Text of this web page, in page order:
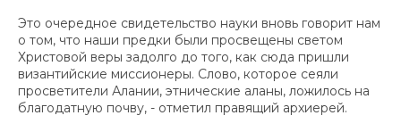
Это очередное свидетельство науки вновь говорит нам
о том, что наши предки были просвещены светом
Христовой веры задолго до того, как сюда пришли
византийские миссионеры. Слово, которое сеяли
просветители Алании, этнические аланы, ложилось на
благодатную почву, - отметил правящий архиерей.